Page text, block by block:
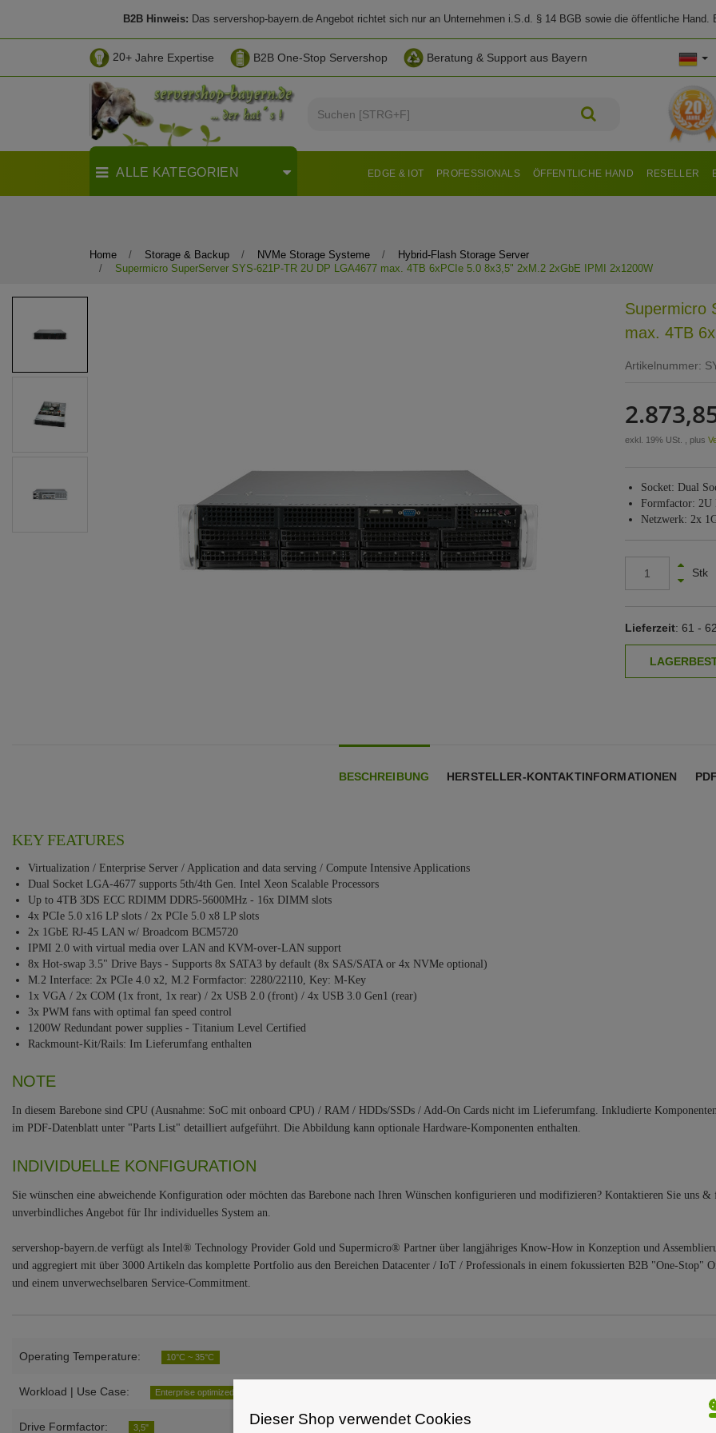
B2B Hinweis: Das servershop-bayern.de Angebot richtet sich nur an Unternehmen i.S.d. § 14 BGB sowie die öffentliche
20+ Jahre Expertise B2B One-Stop Servershop Beratung & Support aus Bayern
ALLE KATEGORIEN RESELLER
ÖFFENTLICHE HAND
PROFESSIONALS
EDGE & IOT
Home Storage & Backup NVMe Storage Systeme
Hybrid-Flash Storage Server
Supermicro SuperServer SYS-621P-TR 2U DP LGA4677 max. 4TB 6xPCIe 5.0 8x3,5" 2xM.2 2xGbE IPMI 2x1200W
Supermicro
max. 4TB
Artikelnummer:
exkl. 19% USt. , plus
Socket: Dual
Formfactor: 2U
Netzwerk: 2x
Stk
Lieferzeit: 61 -
BESCHREIBUNG HERSTELLER-KONTAKTINFORMATIONEN
KEY FEATURES
Virtualization / Enterprise Server / Application and data serving / Compute Intensive Applications
Dual Socket LGA-4677 supports 5th/4th Gen. Intel Xeon Scalable Processors
Up to 4TB 3DS ECC RDIMM DDR5-5600MHz - 16x DIMM slots
4x PCIe 5.0 x16 LP slots / 2x PCIe 5.0 x8 LP slots
2x 1GbE RJ-45 LAN w/ Broadcom BCM5720
IPMI 2.0 with virtual media over LAN and KVM-over-LAN support
8x Hot-swap 3.5" Drive Bays - Supports 8x SATA3 by default (8x SAS/SATA or 4x NVMe optional)
M.2 Interface: 2x PCIe 4.0 x2, M.2 Formfactor: 2280/22110, Key: M-Key
1x VGA / 2x COM (1x front, 1x rear) / 2x USB 2.0 (front) / 4x USB 3.0 Gen1 (rear)
3x PWM fans with optimal fan speed control
1200W Redundant power supplies - Titanium Level Certified
Rackmount-Kit/Rails: Im Lieferumfang enthalten
NOTE
In diesem Barebone sind CPU (Ausnahme: SoC mit onboard CPU) / RAM / HDDs/SSDs / Add-On Cards nicht im Lieferumfang. Inkludierte
im PDF-Datenblatt unter "Parts List" detailliert aufgeführt. Die Abbildung kann optionale Hardware-Komponenten enthalten.
INDIVIDUELLE KONFIGURATION
Sie wünschen eine abweichende Konfiguration oder möchten das Barebone nach Ihren Wünschen konfigurieren und modifizieren? Kontaktieren Sie uns &
unverbindliches Angebot für Ihr individuelles System an.
servershop-bayern.de verfügt als Intel® Technology Provider Gold und Supermicro® Partner über langjähriges Know-How in Konzeption und
und aggregiert mit über 3000 Artikeln das komplette Portfolio aus den Bereichen Datacenter / IoT / Professionals in einem fokussierten B2B "One-Stop"
und einem unverwechselbaren Service-Commitment.
Operating Temperature: 10°C ~ 35°C
Workload | Use Case: Enterprise optimized
Drive Formfactor: 3,5"
Dieser Shop verwendet Cookies